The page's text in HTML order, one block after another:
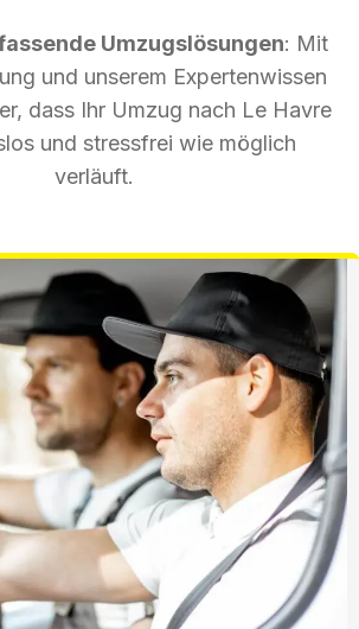
Umzugslösungen: Mit
und unserem Expertenwissen
dass Ihr Umzug nach Le Havre
und stressfrei wie möglich
verläuft.